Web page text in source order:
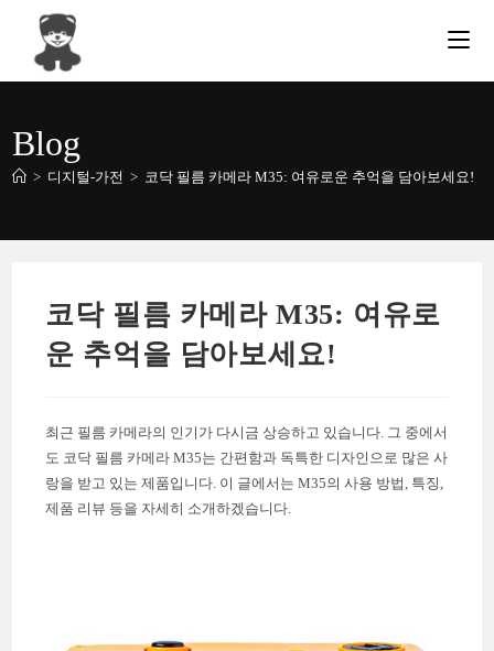
content
Blog
> 디지털-가전 > 코닥 필름 카메라 M35: 여유로운 추억을 담아보세요!
코닥 필름 카메라 M35: 여유로
운 추억을 담아보세요!
최근 필름 카메라의 인기가 다시금 상승하고 있습니다. 그 중에서
도 코닥 필름 카메라 M35는 간편함과 독특한 디자인으로 많은 사
랑을 받고 있는 제품입니다. 이 글에서는 M35의 사용 방법, 특징,
제품 리뷰 등을 자세히 소개하겠습니다.